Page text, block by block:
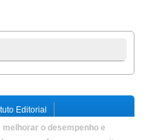
Editorial
o desempenho e